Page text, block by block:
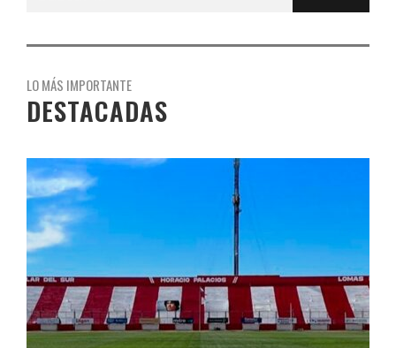
LO MÁS IMPORTANTE
DESTACADAS